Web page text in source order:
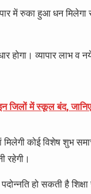
में रुका हुआ धन मिलेगा
होगा। व्यापार लाभ व
जिलों में स्कूल बंद,
कोई विशेष शुभ
रहेगी।
हो सकती है